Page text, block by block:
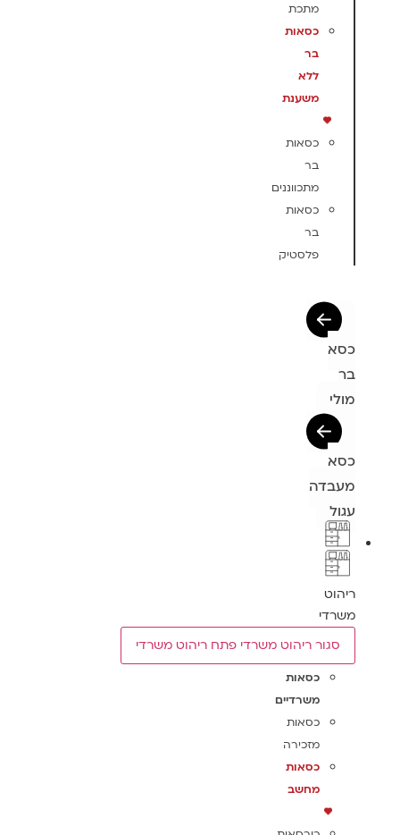
מתכת
כסאות
בר
ללא
משענת
כסאות
בר
מתכווננים
כסאות
בר
פלסטיק
כסא
בר
מולי
כסא
מעבדה
עגול
ריהוט
משרדי
סגור ריהוט משרדי פתח ריהוט משרדי
כסאות
משרדיים
כסאות
מזכירה
כסאות
מחשב